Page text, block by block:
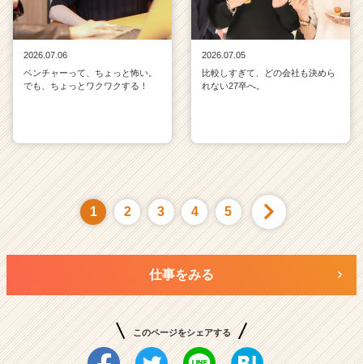
2026.07.06
ベンチャーって、ちょっと怖い。
でも、ちょっとワクワクする！
2026.07.05
比較しすぎて、どの会社も決めら
れない27卒へ。
1 2 3 4 5
仕事をみる
このページをシェアする